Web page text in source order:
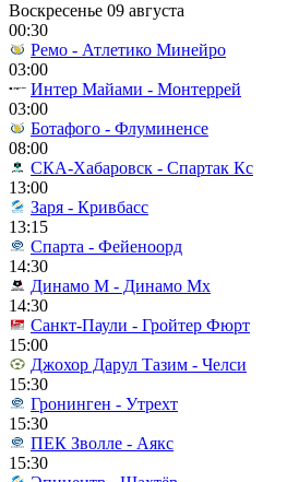
Воскресенье 09 августа
00:30
Ремо - Атлетико Минейро
03:00
Интер Майами - Монтеррей
03:00
Ботафого - Флуминенсе
08:00
СКА-Хабаровск - Спартак Кс
13:00
Заря - Кривбасс
13:15
Спарта - Фейеноорд
14:30
Динамо М - Динамо Мх
14:30
Санкт-Паули - Гройтер Фюрт
15:00
Джохор Дарул Тазим - Челси
15:30
Гронинген - Утрехт
15:30
ПЕК Зволле - Аякс
15:30